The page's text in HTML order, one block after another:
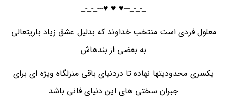
_-_-_---♥️ ♥️ ♥️---_-_-_
معلول فردی است منتخب خداوند که بدلیل عشق زیاد باریتعالی
به بعضی از بندهاش
یکسری محدودیتها نهاده تا دردنیای باقی منزلگاه ویژه ای برای
جبران سختی های این دنیای فانی باشد